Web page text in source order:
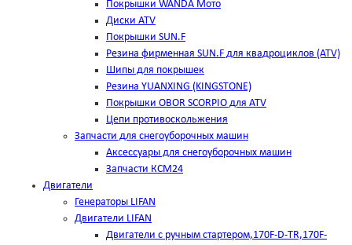
Покрышки WANDA Мото
Диски ATV
Покрышки SUN.F
Резина фирменная SUN.F для квадроциклов (АТV)
Шипы для покрышек
Резина YUANXING (KINGSTONE)
Покрышки OBOR SCORPIO для ATV
Цепи противоскольжения
Запчасти для снегоуборочных машин
Аксессуары для снегоуборочных машин
Запчасти КСМ24
Двигатели
Генераторы LIFAN
Двигатели LIFAN
Двигатели с ручным стартером,170F-D-TR,170F-